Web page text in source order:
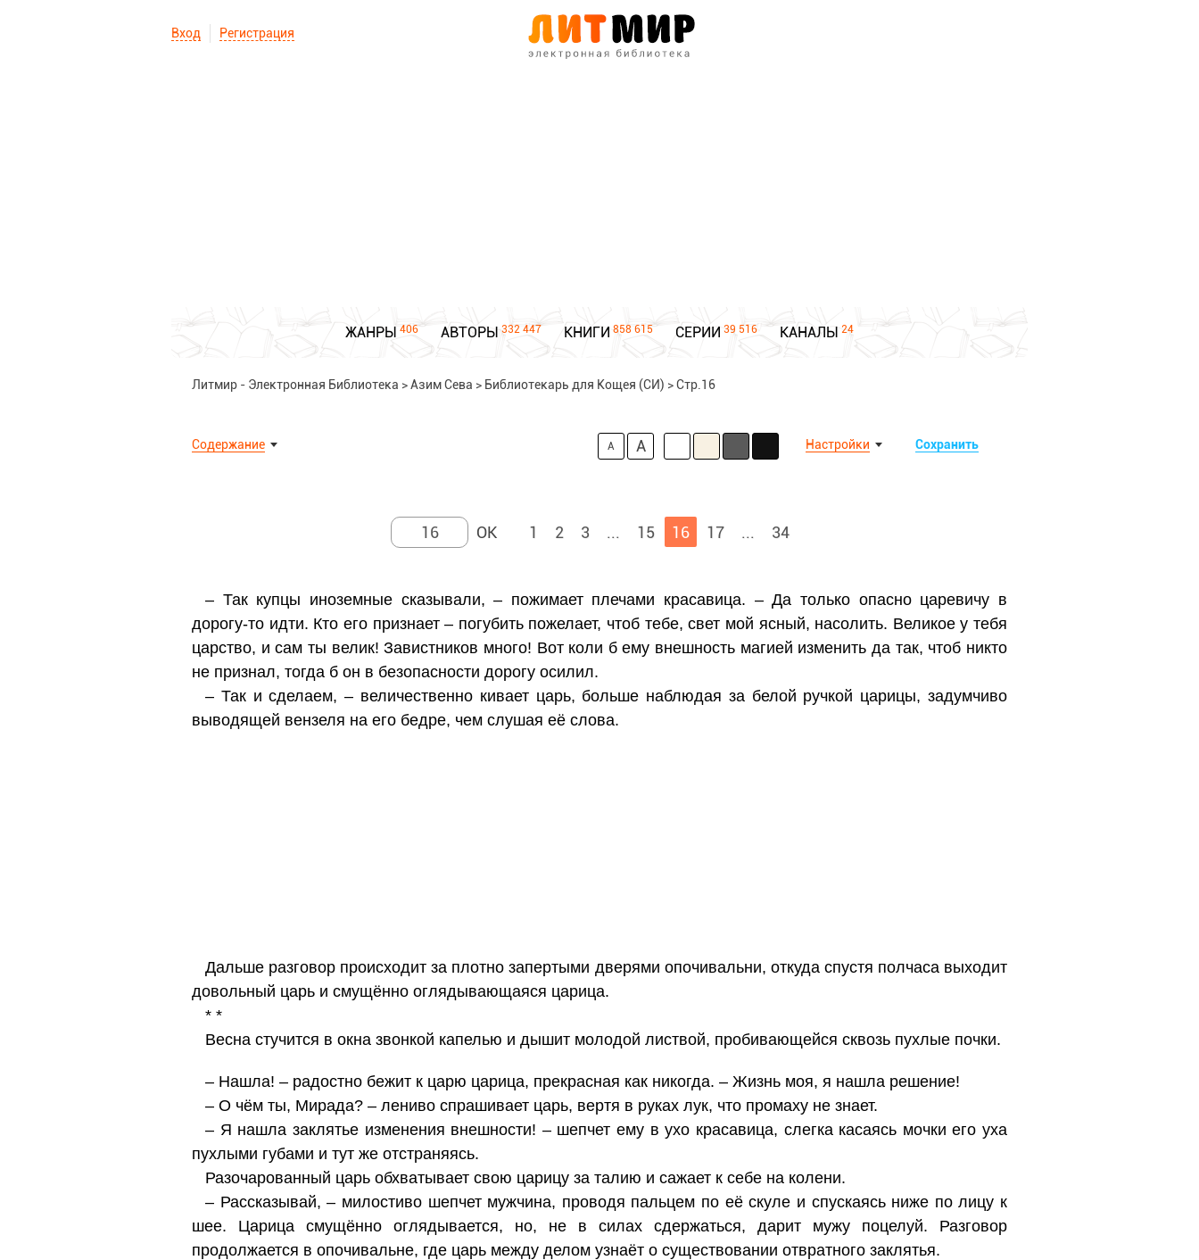
Вход Регистрация
ЖАНРЫ 406 АВТОРЫ 332 447 КНИГИ 858 615 СЕРИИ 39 516 КАНАЛЫ 24
Литмир - Электронная Библиотека >Азим Сева > Библиотекарь для Кощея (СИ) >Стр.16
Содержание Сохранить
Настройки
A A
1 2 3 ... 15 16 17 ... 34
– Так купцы иноземные сказывали, – пожимает плечами красавица. – Да только опасно царевичу в
дорогу-то идти. Кто его признает – погубить пожелает, чтоб тебе, свет мой ясный, насолить. Великое у тебя
царство, и сам ты велик! Завистников много! Вот коли б ему внешность магией изменить да так, чтоб никто
не признал, тогда б он в безопасности дорогу осилил.
– Так и сделаем, – величественно кивает царь, больше наблюдая за белой ручкой царицы, задумчиво
выводящей вензеля на его бедре, чем слушая её слова.
Дальше разговор происходит за плотно запертыми дверями опочивальни, откуда спустя полчаса выходит
довольный царь и смущённо оглядывающаяся царица.
* *
Весна стучится в окна звонкой капелью и дышит молодой листвой, пробивающейся сквозь пухлые почки.
– Нашла! – радостно бежит к царю царица, прекрасная как никогда. – Жизнь моя, я нашла решение!
– О чём ты, Мирада? – лениво спрашивает царь, вертя в руках лук, что промаху не знает.
– Я нашла заклятье изменения внешности! – шепчет ему в ухо красавица, слегка касаясь мочки его уха
пухлыми губами и тут же отстраняясь.
Разочарованный царь обхватывает свою царицу за талию и сажает к себе на колени.
– Рассказывай, – милостиво шепчет мужчина, проводя пальцем по её скуле и спускаясь ниже по лицу к
шее. Царица смущённо оглядывается, но, не в силах сдержаться, дарит мужу поцелуй. Разговор
продолжается в опочивальне, где царь между делом узнаёт о существовании отвратного заклятья.